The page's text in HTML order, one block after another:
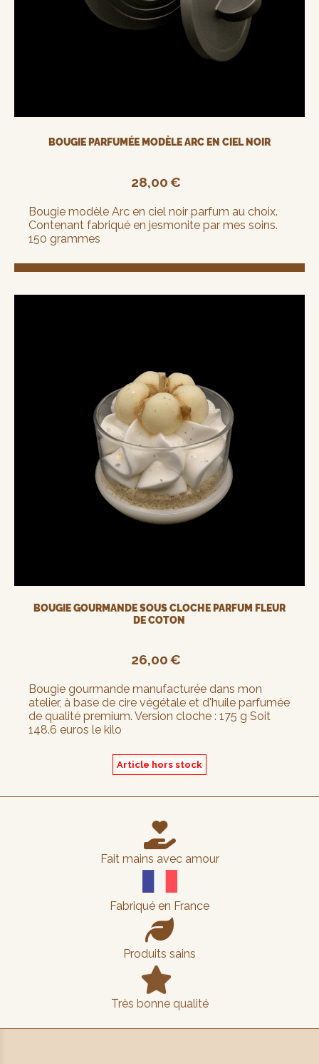
BOUGIE PARFUMÉE MODÈLE ARC EN CIEL NOIR
28,00€
Bougie modèle Arc en ciel noir parfum au choix.
Contenant fabriqué en jesmonite par mes soins.
150 grammes
BOUGIE GOURMANDE SOUS CLOCHE PARFUM FLEUR
DE COTON
26,00€
Bougie gourmande manufacturée dans mon
atelier, à base de cire végétale et d'huile parfumée
de qualité premium. Version cloche : 175 g Soit
148.6 euros le kilo
Article hors stock

Fait mains avec amour
Fabriqué en France

Produits sains

Très bonne qualité